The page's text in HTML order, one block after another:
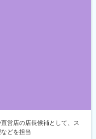
営店の店長候補として、ス
どを担当